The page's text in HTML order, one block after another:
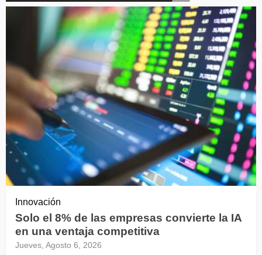
Innovación
Solo el 8% de las empresas convierte la IA
en una ventaja competitiva
Jueves, Agosto 6, 2026